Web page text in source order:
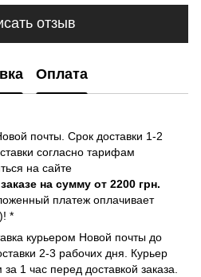
отзыв
Оплата
почты. Срок доставки 1-2
согласно тарифам
на сайте
на сумму от 2200 грн.
платеж оплачивает
*
курьером Новой почты до
2-3 рабочих дня. Курьер
1 час перед доставкой заказа.